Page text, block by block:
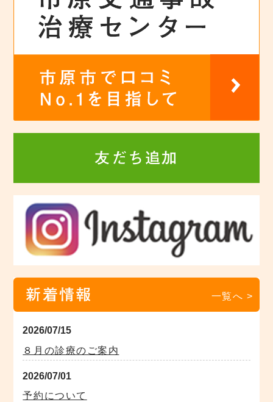
友だち追加
新着情報 一覧へ >
2026/07/15
８月の診療のご案内
2026/07/01
予約について